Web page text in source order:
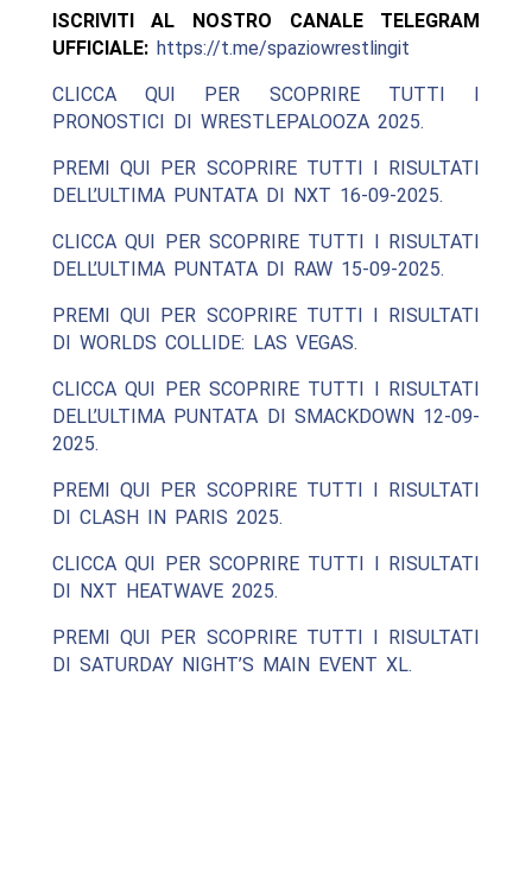
ISCRIVITI AL NOSTRO CANALE TELEGRAM
UFFICIALE: https://t.me/spaziowrestlingit
CLICCA QUI PER SCOPRIRE TUTTI I
PRONOSTICI DI WRESTLEPALOOZA 2025.
PREMI QUI PER SCOPRIRE TUTTI I RISULTATI
DELL’ULTIMA PUNTATA DI NXT 16-09-2025.
CLICCA QUI PER SCOPRIRE TUTTI I RISULTATI
DELL’ULTIMA PUNTATA DI RAW 15-09-2025.
PREMI QUI PER SCOPRIRE TUTTI I RISULTATI
DI WORLDS COLLIDE: LAS VEGAS.
CLICCA QUI PER SCOPRIRE TUTTI I RISULTATI
DELL’ULTIMA PUNTATA DI SMACKDOWN 12-09-
2025.
PREMI QUI PER SCOPRIRE TUTTI I RISULTATI
DI CLASH IN PARIS 2025.
CLICCA QUI PER SCOPRIRE TUTTI I RISULTATI
DI NXT HEATWAVE 2025.
PREMI QUI PER SCOPRIRE TUTTI I RISULTATI
DI SATURDAY NIGHT’S MAIN EVENT XL.